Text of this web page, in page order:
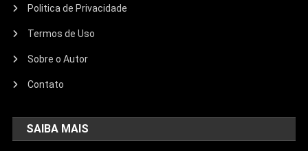
Politica de Privacidade
Termos de Uso
Sobre o Autor
Contato
SAIBA MAIS